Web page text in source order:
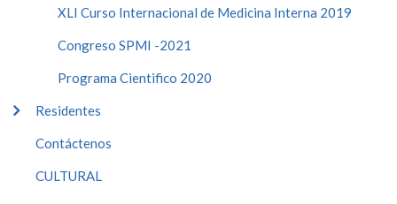
XLI Curso Internacional de Medicina Interna 2019
Congreso SPMI -2021
Programa Cientifico 2020
Residentes
Contáctenos
CULTURAL